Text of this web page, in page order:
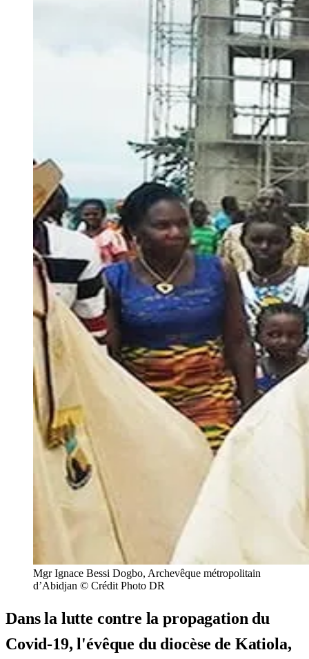
Mgr Ignace Bessi Dogbo, Archevêque métropolitain
d’Abidjan © Crédit Photo DR
Dans la lutte contre la propagation du
Covid-19, l'évêque du diocèse de Katiola,